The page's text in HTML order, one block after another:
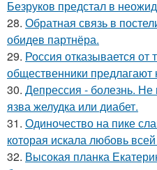
Безруков предстал в
28. Обратная связь в
обидев партнёра.
29. Россия отказывается
общественники
30. Депрессия - болезнь.
язва желудка или диабет.
31. Одиночество на пике
которая искала любовь
32. Высокая планка